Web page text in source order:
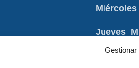
Gestionar
Miércoles
Jueves M
Jueves T